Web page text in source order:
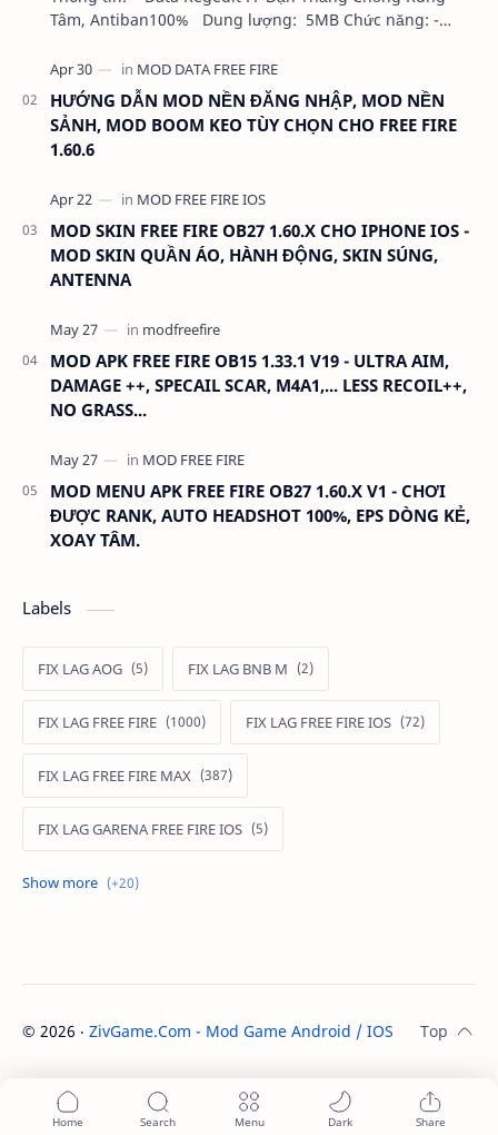
Tâm, Antiban100% Dung lượng: 5MB Chức năng: -
HƯỚNG DẪN MOD NỀN ĐĂNG NHẬP, MOD NỀN
SẢNH, MOD BOOM KEO TÙY CHỌN CHO FREE FIRE
1.60.6
MOD SKIN FREE FIRE OB27 1.60.X CHO IPHONE IOS -
MOD SKIN QUẦN ÁO, HÀNH ĐỘNG, SKIN SÚNG,
ANTENNA
MOD APK FREE FIRE OB15 1.33.1 V19 - ULTRA AIM,
DAMAGE ++, SPECAIL SCAR, M4A1,... LESS RECOIL++,
NO GRASS...
MOD MENU APK FREE FIRE OB27 1.60.X V1 - CHƠI
ĐƯỢC RANK, AUTO HEADSHOT 100%, EPS DÒNG KẺ,
XOAY TÂM.
Labels
FIX LAG AOG FIX LAG BNB M
FIX LAG FREE FIRE FIX LAG FREE FIRE IOS
FIX LAG FREE FIRE MAX
FIX LAG GARENA FREE FIRE IOS
FIX LAG LIÊN QUÂN MOBILE
MOD APK FREE FIRE MOD DATA FREE FIRE
MOD DATA PUBG MOD FREE FIRE
MOD FREE FIRE IOS MOD GAME MOBILE
© 2026 ‧ ZivGame.Com - Mod Game Android / IOS . All rights